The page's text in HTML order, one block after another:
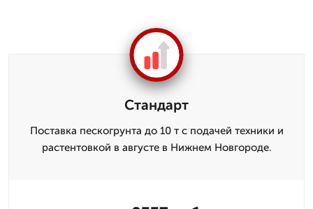
Стандарт
Поставка пескогрунта до 10 т с подачей техники и
растентовкой в августе в Нижнем Новгороде.